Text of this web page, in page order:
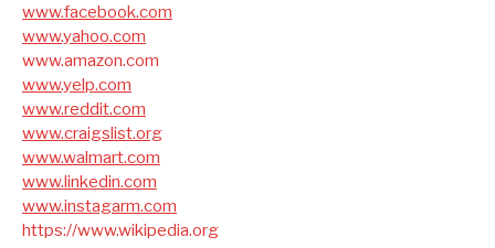
www.facebook.com
www.yahoo.com
www.amazon.com
www.yelp.com
www.reddit.com
www.craigslist.org
www.walmart.com
www.linkedin.com
www.instagarm.com
https://www.wikipedia.org